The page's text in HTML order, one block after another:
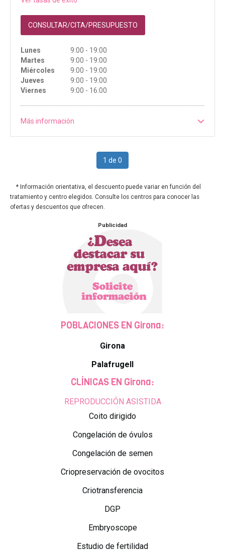
CONSULTAR/CITA/PRESUPUESTO
Lunes
9:00 - 19:00
Martes
9:00 - 19:00
Miércoles
9:00 - 19:00
Jueves
9:00 - 19:00
Viernes
9:00 - 16:00
Más información
1 de 0
* Información orientativa, el descuento puede variar en función del
tratamiento y centro elegidos. Consulte los centros para conocer las
ofertas y descuentos que ofrecen.
Publicidad
POBLACIONES EN Girona:
Girona
Palafrugell
CLÍNICAS EN Girona:
REPRODUCCIÓN ASISTIDA
Coito dirigido
Congelación de óvulos
Congelación de semen
Criopreservación de ovocitos
Criotransferencia
DGP
Embryoscope
Estudio de fertilidad